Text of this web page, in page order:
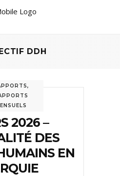
DDH
,
2026 –
DES
EN